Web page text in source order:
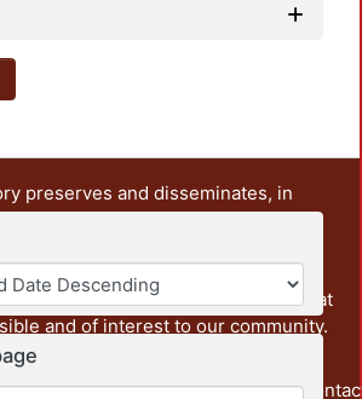
preserves and disseminates, in
access, the teaching and research
It also includes some
and graphic documents from the
as content from other institutions that
and of interest to our community.
End User Send